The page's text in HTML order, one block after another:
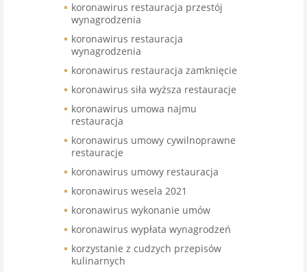
koronawirus restauracja przestój
wynagrodzenia
koronawirus restauracja
wynagrodzenia
koronawirus restauracja zamknięcie
koronawirus siła wyższa restauracje
koronawirus umowa najmu
restauracja
koronawirus umowy cywilnoprawne
restauracje
koronawirus umowy restauracja
koronawirus wesela 2021
koronawirus wykonanie umów
koronawirus wypłata wynagrodzeń
korzystanie z cudzych przepisów
kulinarnych